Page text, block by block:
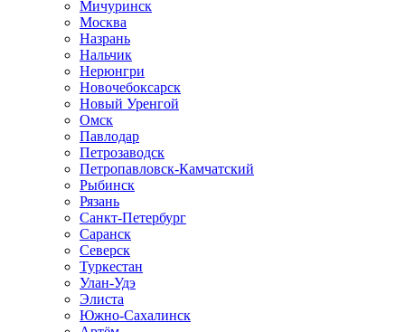
Мичуринск
Москва
Назрань
Нальчик
Нерюнгри
Новочебоксарск
Новый Уренгой
Омск
Павлодар
Петрозаводск
Петропавловск-Камчатский
Рыбинск
Рязань
Санкт-Петербург
Саранск
Северск
Туркестан
Улан-Удэ
Элиста
Южно-Сахалинск